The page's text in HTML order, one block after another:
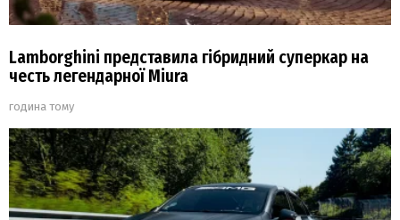
Lamborghini представила гібридний суперкар на
честь легендарної Miura
година тому